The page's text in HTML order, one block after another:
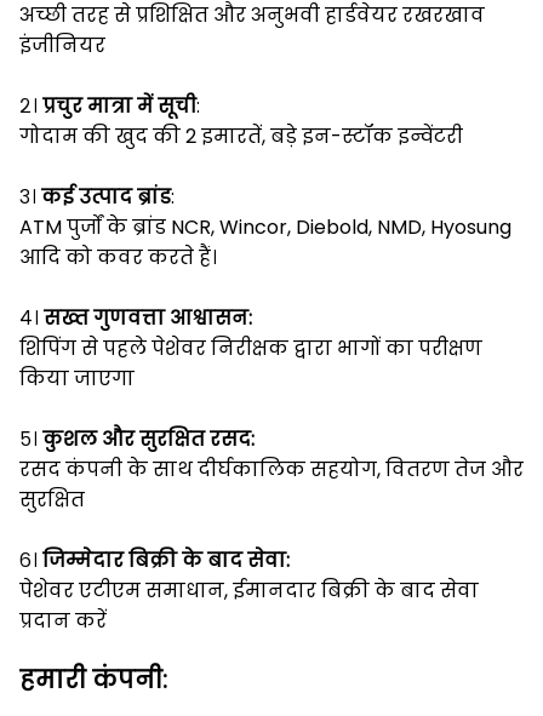
अच्छी तरह से प्रशिक्षित और अनुभवी हार्डवेयर रखरखाव
इंजीनियर
२। प्रचुर मात्रा में सूची:
गोदाम की खुद की 2 इमारतें, बड़े इन-स्टॉक इन्वेंटरी
३। कई उत्पाद ब्रांड:
ATM पुर्जों के ब्रांड NCR, Wincor, Diebold, NMD, Hyosung
आदि को कवर करते हैं।
४। सख्त गुणवत्ता आश्वासन:
शिपिंग से पहले पेशेवर निरीक्षक द्वारा भागों का परीक्षण
किया जाएगा
५। कुशल और सुरक्षित रसद:
रसद कंपनी के साथ दीर्घकालिक सहयोग, वितरण तेज और
सुरक्षित
६। जिम्मेदार बिक्री के बाद सेवा:
पेशेवर एटीएम समाधान, ईमानदार बिक्री के बाद सेवा
प्रदान करें
हमारी कंपनी: